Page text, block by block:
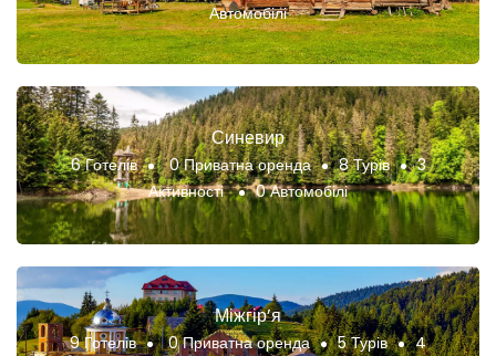
Автомобілі
Синевир
6 Готелів 0 Приватна оренда 8 Турів
3
Активності
0 Автомобілі
Міжгір’я
9 Готелів 0 Приватна оренда 5 Турів
4